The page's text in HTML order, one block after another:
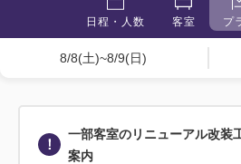
日程・人数 客室 プ
8/8(土)~8/9(日)
一部客室のリニューアル改装
案内